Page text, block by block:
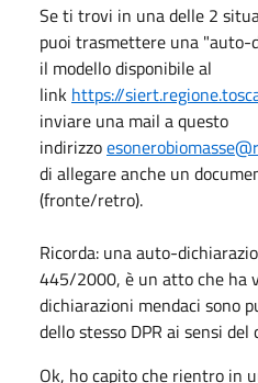
Se ti trovi in una delle 2
puoi trasmettere una "auto-
il modello disponibile al
link https://
inviare una mail a questo
indirizzo
di allegare anche un
(fronte/retro).
Ricorda: una auto-
445/2000, è un atto che ha
dichiarazioni mendaci sono
dello stesso DPR ai sensi del
Ok, ho capito che rientro in